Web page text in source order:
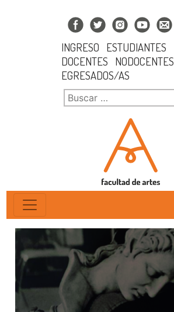
INGRESO
ESTUDIANTES
DOCENTES
NODOCENTES
EGRESADOS/AS